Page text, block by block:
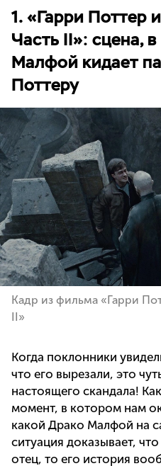
1. «Гарри Поттер
Часть II»: сцена,
Малфой кидает
Поттеру
Кадр из фильма «Гарри
II»
Когда поклонники
что его вырезали, это
настоящего скандала!
момент, в котором нам
какой Драко Малфой на
ситуация доказывает,
отец, то его история